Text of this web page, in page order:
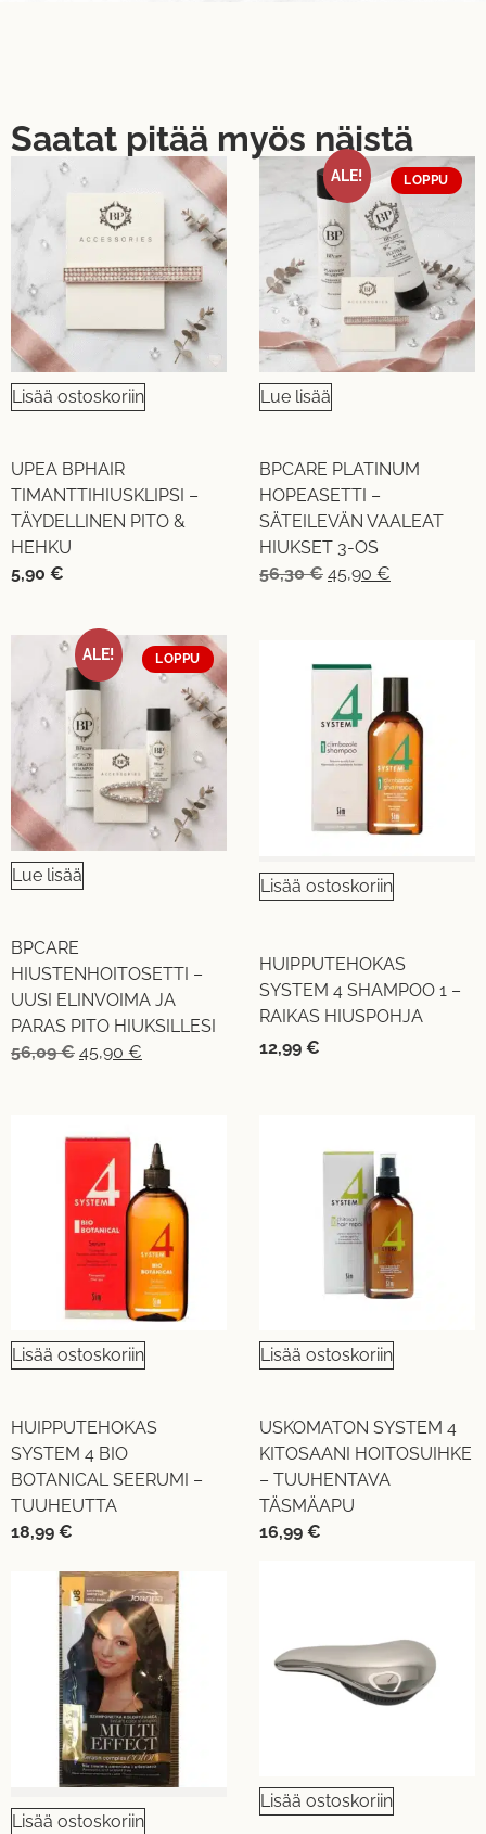
Saatat pitää myös näistä
Lisää ostoskoriin
UPEA BPHAIR
TIMANTTIHIUSKLIPSI –
TÄYDELLINEN PITO &
HEHKU
5,90 €
ALE! LOPPU
Lue lisää
BPCARE PLATINUM
HOPEASETTI –
SÄTEILEVÄN VAALEAT
HIUKSET 3-OS
56,30€ 45,90 €
ALE! LOPPU
Lue lisää
BPCARE
HIUSTENHOITOSETTI –
UUSI ELINVOIMA JA
PARAS PITO HIUKSILLESI
56,09€ 45,90 €
Lisää ostoskoriin
HUIPPUTEHOKAS
SYSTEM 4 SHAMPOO 1 –
RAIKAS HIUSPOHJA
12,99 €
Lisää ostoskoriin
HUIPPUTEHOKAS
SYSTEM 4 BIO
BOTANICAL SEERUMI –
TUUHEUTTA
18,99 €
Lisää ostoskoriin
USKOMATON SYSTEM 4
KITOSAANI HOITOSUIHKE
– TUUHENTAVA
TÄSMÄAPU
16,99 €
Lisää ostoskoriin
Lisää ostoskoriin